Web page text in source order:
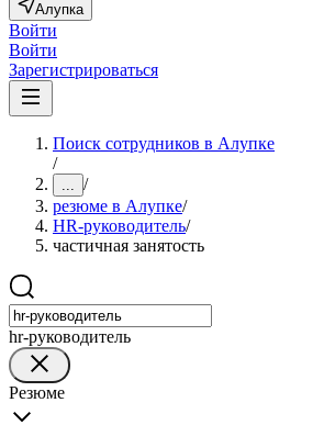
Алупка
Войти
Войти
Зарегистрироваться
Поиск сотрудников в Алупке
/
... /
резюме в Алупке/
HR-руководитель/
частичная занятость
hr-руководитель
Резюме